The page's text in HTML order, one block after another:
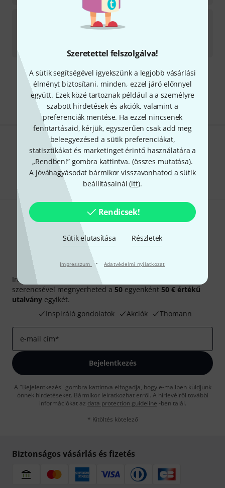
Szeretettel felszolgálva!
A sütik segítségével igyekszünk a legjobb vásárlási
élményt biztosítani, minden, ezzel járó előnnyel
együtt. Ezek közé tartoznak például a a személyre
szabott hirdetések és akciók, valamint a
preferenciák mentése. Ha ezzel nincsenek
fenntartásaid, kérjük, egyszerűen csak add meg
beleegyezésed a sütik preferenciákat,
statisztikákat és marketinget érintő használatára a
„Rendben!” gombra kattintva. (összes mutatása).
A jóváhagyásodat bármikor visszavonhatod a sütik
beállításainál (itt).
Rendicsek!
Sütik elutasítása Részletek
Impresszum · Adatvédelmi nyilatkozat
Band-in-a-Box MegaPAK Mac
2
Díjmentes szállítás 79 000 Ft fölött
Minden ár tartalmazza az ÁFÁ-t
Tetszik, amit látsz?
Megosztás Súgó & Visszajelzések
Thomann hírlevél
Iratkozz fel a Thomann angol nyelvű hírlevelére, és kis
szerencsével megnyerheted a 50 egyenként 50 € értékű
utalvány egyikét.
Inspiráló gondolatok
Akciók Thomann
e-mail cím*
Bejelentkezés
A "Bejelentkezés" gombra kattintva elfogadja, hogy e-mailben küldjünk
önnek hirdetéseket. Bármikor leiratkozhat erről. A hírlevélről további
információkat az data protection guideline -ben talál.
* Kitöltés kötelező
Biztonságos vásárlás és fizetés